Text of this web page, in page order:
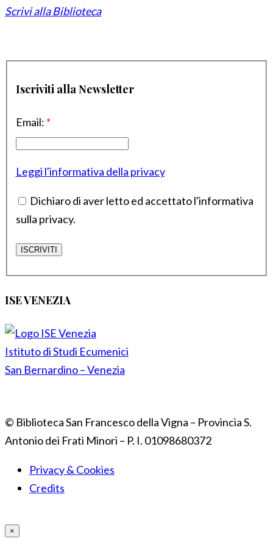
Scrivi alla Biblioteca
Iscriviti alla Newsletter
Email: *
Leggi l'informativa della privacy
Dichiaro di aver letto ed accettato l'informativa
sulla privacy.
ISE VENEZIA
Istituto di Studi Ecumenici
San Bernardino – Venezia
© Biblioteca San Francesco della Vigna – Provincia S.
Antonio dei Frati Minori – P. I. 01098680372
Privacy & Cookies
Credits
×